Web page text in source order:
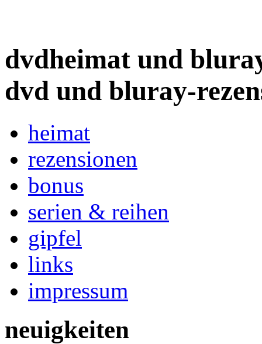
dvdheimat und
dvd und bluray-
heimat
rezensionen
bonus
serien & reihen
gipfel
links
impressum
neuigkeiten